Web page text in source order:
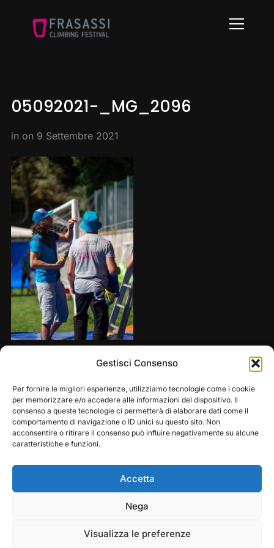
Gestisci Consenso
Per fornire le migliori esperienze, utilizziamo tecnologie come i cookie
per memorizzare e/o accedere alle informazioni del dispositivo. Il
consenso a queste tecnologie ci permetterà di elaborare dati come il
comportamento di navigazione o ID unici su questo sito. Non
acconsentire o ritirare il consenso può influire negativamente su alcune
caratteristiche e funzioni.
Accetta
Nega
Visualizza le preferenze
Info
05092021-_MG_2096
in on 9 Settembre 2021
Copyright © 2026 — Frasassi Climbing Festival. All
Rights Reserved